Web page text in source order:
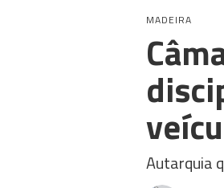
MADEIRA
Autarquia